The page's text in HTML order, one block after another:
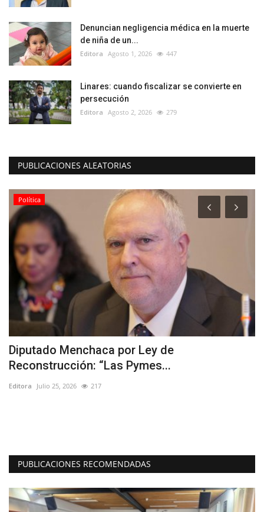
Denuncian negligencia médica en la muerte
de niña de un...
Editora Agosto 1, 2026 447
Linares: cuando fiscalizar se convierte en
persecución
Editora Agosto 2, 2026 279
PUBLICACIONES ALEATORIAS
Política
Diputado Menchaca por Ley de
Reconstrucción: “Las Pymes...
Editora Julio 25, 2026 217
PUBLICACIONES RECOMENDADAS